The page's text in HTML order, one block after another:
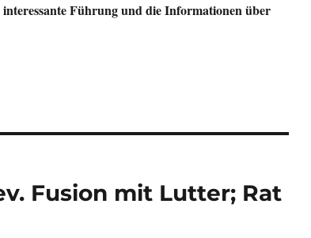
Führung und die Informationen über
Fusion mit Lutter; Rat